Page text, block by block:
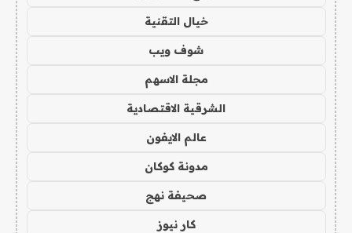
خيال التقنية
شوف ويب
مجلة الاسهم
الشرقية الاقتصادية
عالم الايفون
مدونة كوكان
صحيفة نهج
كار نيوز